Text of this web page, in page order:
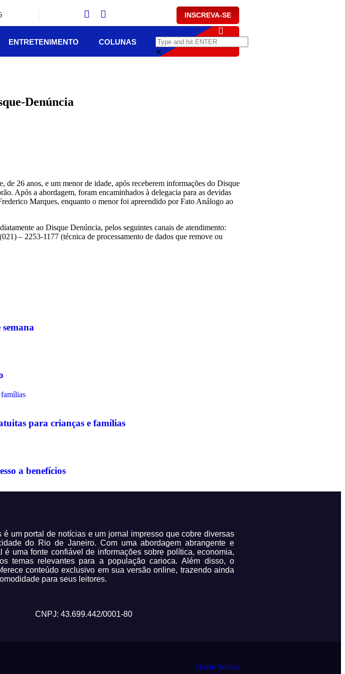
INSCREVA-SE
ENTRETENIMENTO
COLUNAS
✕
Denúncia
26 anos, e um menor de idade, após receberem informações do Disque
Após a abordagem, foram encaminhados à delegacia para as devidas
Marques, enquanto o menor foi apreendido por Fato Análogo ao
ao Disque Denúncia, pelos seguintes canais de atendimento:
– 2253-1177 (técnica de processamento de dados que remove ou
para crianças e famílias
a benefícios
é um portal de notícias e um jornal impresso que cobre diversas
do Rio de Janeiro. Com uma abordagem abrangente e
é uma fonte confiável de informações sobre política, economia,
temas relevantes para a população carioca. Além disso, o
conteúdo exclusivo em sua versão online, trazendo ainda
para seus leitores.
CNPJ: 43.699.442/0001-80
Quem Somos